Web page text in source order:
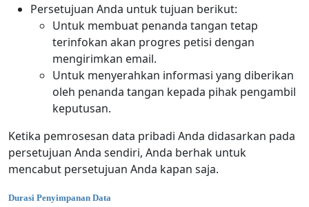
Persetujuan Anda untuk tujuan berikut:
Untuk membuat penanda tangan tetap
terinfokan akan progres petisi dengan
mengirimkan email.
Untuk menyerahkan informasi yang diberikan
oleh penanda tangan kepada pihak pengambil
keputusan.
Ketika pemrosesan data pribadi Anda didasarkan pada
persetujuan Anda sendiri, Anda berhak untuk
mencabut persetujuan Anda kapan saja.
Durasi Penyimpanan Data